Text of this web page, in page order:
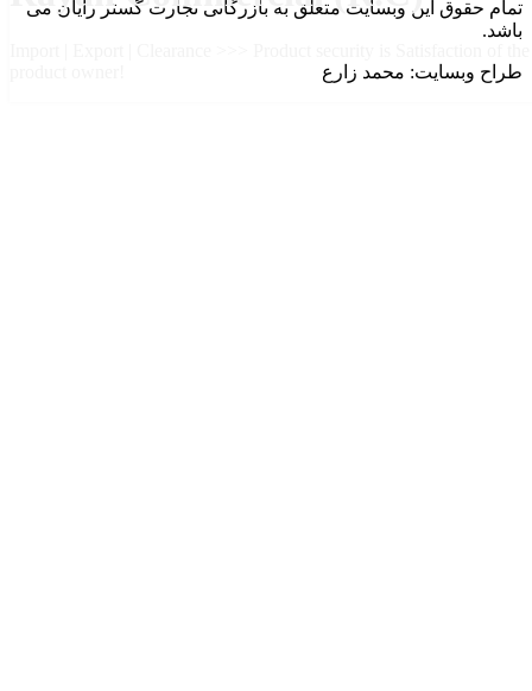
تمام حقوق این وبسایت متعلق به بازرگانی تجارت گستر رایان می
باشد.
طراح وبسایت: محمد زارع